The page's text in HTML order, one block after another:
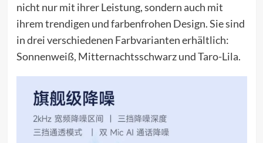
nicht nur mit ihrer Leistung, sondern auch mit
ihrem trendigen und farbenfrohen Design. Sie sind
in drei verschiedenen Farbvarianten erhältlich:
Sonnenweiß, Mitternachtsschwarz und Taro-Lila.